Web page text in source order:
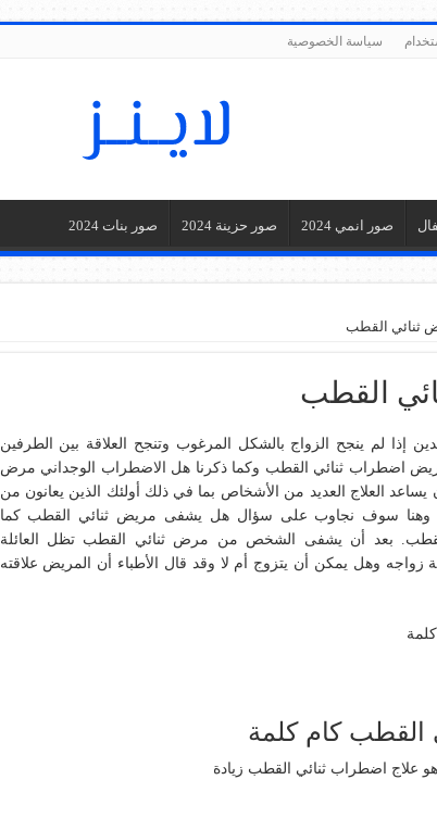
سياسة الخصوصية
صور انمي 2024 صور حزينة 2024 صور بنات 2024
ثنائي القطب
القطب
إذا لم ينجح الزواج بالشكل المرغوب وتنجح العلاقة بين الطرفين
اضطراب ثنائي القطب وكما ذكرنا هل الاضطراب الوجداني مرض
العلاج العديد من الأشخاص بما في ذلك أولئك الذين يعانون من
وهنا سوف نجاوب على سؤال هل يشفى مريض ثنائي القطب كما
بعد أن يشفى الشخص من مرض ثنائي القطب تظل العائلة
وهل يمكن أن يتزوج أم لا وقد قال الأطباء أن المريض علاقته
كام كلمة